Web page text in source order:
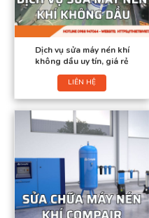
Dịch vụ sửa máy nén khí
không dầu uy tín, giá rẻ
LIÊN HỆ